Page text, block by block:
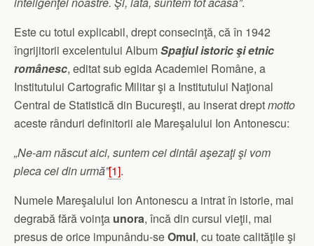
Este cu totul explicabil, drept consecinţă, că în 1942
îngrijitorii excelentului AlbumSpaţiul istoric şi etnic
românesc, editat sub egida Academiei Române, a
Institutului Cartografic Militar şi a Institutului Naţional
Central de Statistică din Bucureşti, au inserat dreptmotto
aceste rânduri definitorii ale Mareşalului Ion Antonescu:
„Ne-am născut aici, suntem cei dintâi aşezaţi şi vom
pleca cei din urmă”[1].
Numele Mareşalului Ion Antonescu a intrat în istorie, mai
degrabă fără voinţa unora, încă din cursul vieţii, mai
presus de orice impunându-seOmul, cu toate calităţile şi